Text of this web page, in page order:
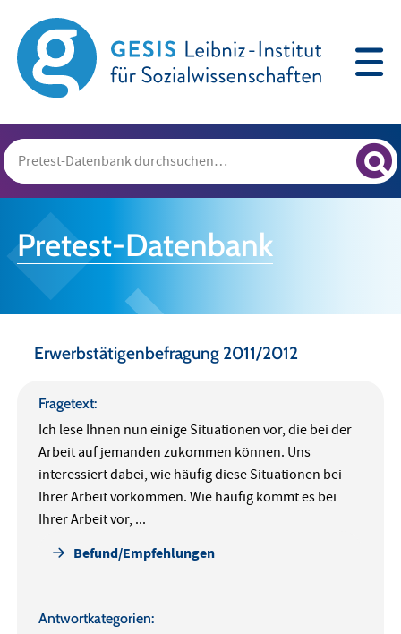
Pretest-Datenbank
Erwerbstätigenbefragung 2011/2012
Fragetext:
Ich lese Ihnen nun einige Situationen vor, die bei der
Arbeit auf jemanden zukommen können. Uns
interessiert dabei, wie häufig diese Situationen bei
Ihrer Arbeit vorkommen. Wie häufig kommt es bei
Ihrer Arbeit vor, ...
Befund/Empfehlungen
Antwortkategorien: